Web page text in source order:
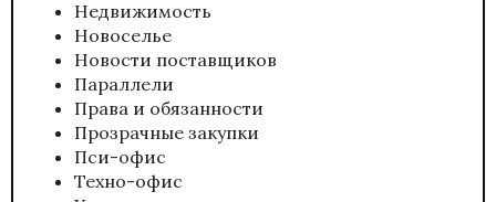
Недвижимость
Новоселье
Новости поставщиков
Параллели
Права и обязанности
Прозрачные закупки
Пси-офис
Техно-офис